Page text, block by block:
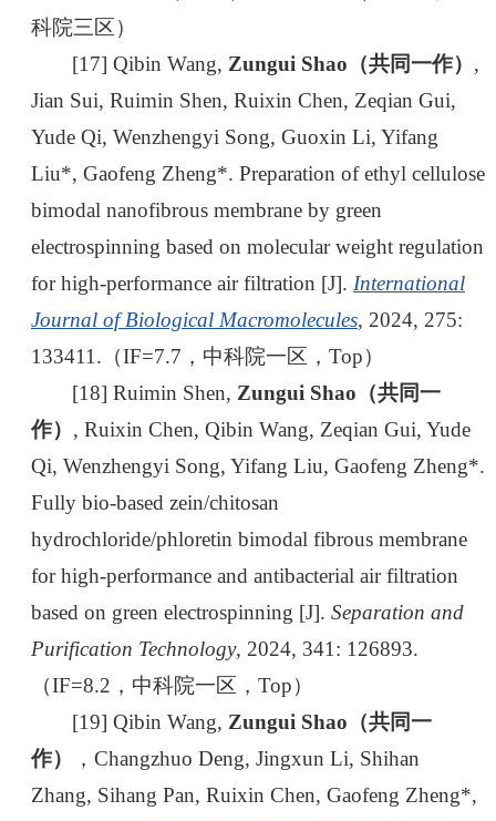
科院三区）
[17] Qibin Wang, Zungui Shao（共同一作） ,
Jian Sui, Ruimin Shen, Ruixin Chen, Zeqian Gui,
Yude Qi, Wenzhengyi Song, Guoxin Li, Yifang
Liu*, Gaofeng Zheng*. Preparation of ethyl cellulose
bimodal nanofibrous membrane by green
electrospinning based on molecular weight regulation
for high-performance air filtration [J]. International
Journal of Biological Macromolecules, 2024, 275:
133411.（IF=7.7，中科院一区，Top）
[18] Ruimin Shen, Zungui Shao（共同一
作） , Ruixin Chen, Qibin Wang, Zeqian Gui, Yude
Qi, Wenzhengyi Song, Yifang Liu, Gaofeng Zheng*.
Fully bio-based zein/chitosan
hydrochloride/phloretin bimodal fibrous membrane
for high-performance and antibacterial air filtration
based on green electrospinning [J]. Separation and
Purification Technology, 2024, 341: 126893.
（IF=8.2，中科院一区，Top）
[19] Qibin Wang, Zungui Shao（共同一
作）
，Changzhuo Deng, Jingxun Li, Shihan
Zhang, Sihang Pan, Ruixin Chen, Gaofeng Zheng*,